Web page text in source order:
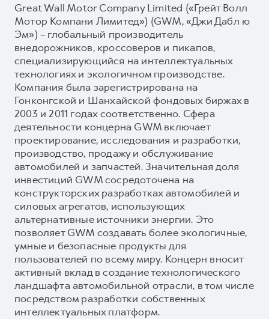
Great Wall Motor Company Limited («Грейт Волл
Мотор Компани Лимитед») (GWM, «Джи Дабл ю
Эм») – глобальный производитель
внедорожников, кроссоверов и пикапов,
специализирующийся на интеллектуальных
технологиях и экологичном производстве.
Компания была зарегистрирована на
Гонконгской и Шанхайской фондовых биржах в
2003 и 2011 годах соответственно. Сфера
деятельности концерна GWM включает
проектирование, исследования и разработки,
производство, продажу и обслуживание
автомобилей и запчастей. Значительная доля
инвестиций GWM сосредоточена на
конструкторских разработках автомобилей и
силовых агрегатов, использующих
альтернативные источники энергии. Это
позволяет GWM создавать более экологичные,
умные и безопасные продукты для
пользователей по всему миру. Концерн вносит
активный вклад в создание технологического
ландшафта автомобильной отрасли, в том числе
посредством разработки собственных
интеллектуальных платформ.